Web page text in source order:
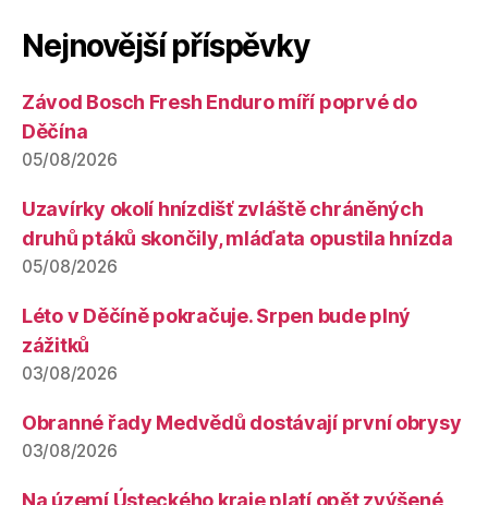
Nejnovější příspěvky
Závod Bosch Fresh Enduro míří poprvé do
Děčína
05/08/2026
Uzavírky okolí hnízdišť zvláště chráněných
druhů ptáků skončily, mláďata opustila hnízda
05/08/2026
Léto v Děčíně pokračuje. Srpen bude plný
zážitků
03/08/2026
Obranné řady Medvědů dostávají první obrysy
03/08/2026
Na území Ústeckého kraje platí opět zvýšené